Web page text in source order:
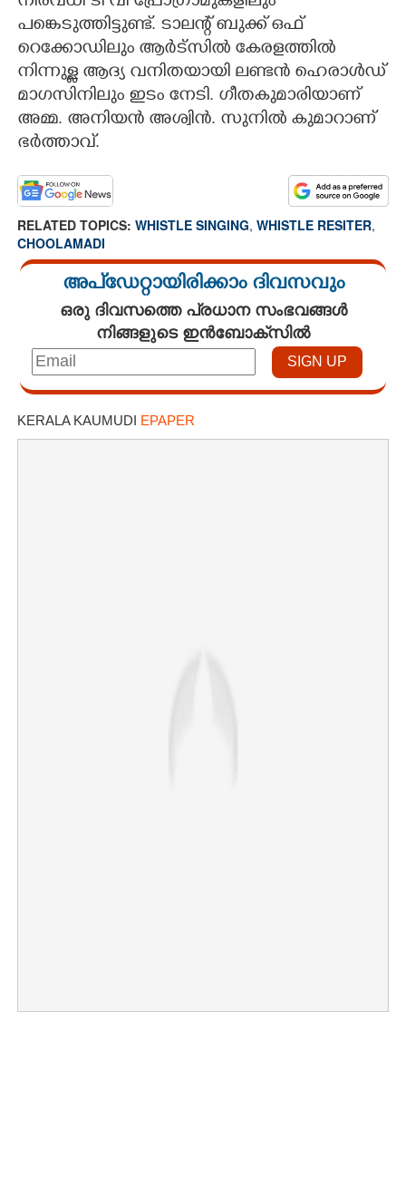
പങ്കെടുത്തിട്ടുണ്ട്. ടാലന്റ് ബുക്ക് ഒഫ്
റെക്കോഡിലും ആർട്സിൽ കേരളത്തിൽ
നിന്നുള്ള ആദ്യ വനിതയായി ലണ്ടൻ ഹെരാൾഡ്
മാഗസിനിലും ഇടം നേടി. ഗീതകുമാരിയാണ്
അമ്മ. അനിയൻ അശ്വിൻ. സുനിൽ കുമാറാണ്
ഭർത്താവ്.
RELATED TOPICS: WHISTLE SINGING, WHISTLE RESITER,
CHOOLAMADI
അപ്ഡേറ്റായിരിക്കാം ദിവസവും
ഒരു ദിവസത്തെ പ്രധാന സംഭവങ്ങൾ
നിങ്ങളുടെ ഇൻബോക്സിൽ
KERALA KAUMUDI EPAPER